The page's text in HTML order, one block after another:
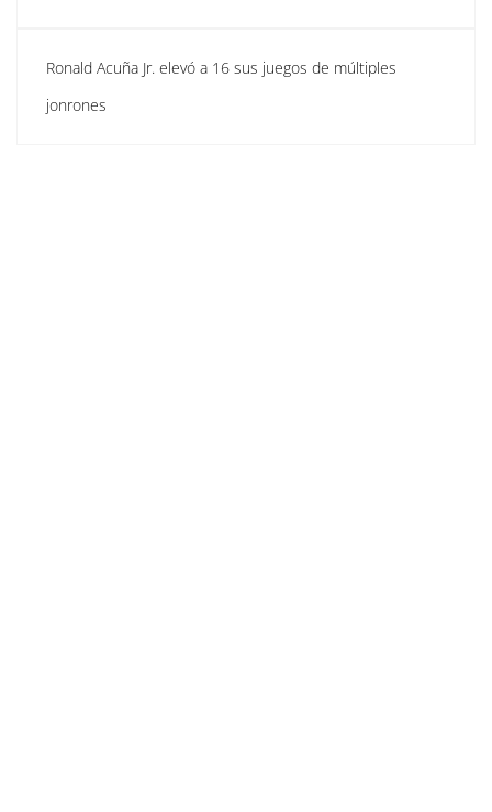
Ronald Acuña Jr. elevó a 16 sus juegos de múltiples
jonrones